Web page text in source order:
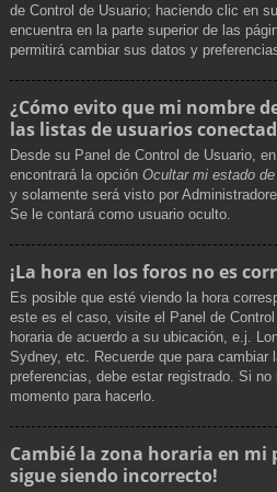
de Control de Usuario; haciendo clic en
encuentra en la parte superior de las
permitirá cambiar sus datos y
¿Cómo evito que mi nombre
las listas de usuarios
Desde su Panel de Control de Usuario,
encontrará la opción Ocultar mi estado
y solamente será visto por
Se le contará como usuario oculto.
¡La hora en los foros no es
Es posible que esté viendo la hora
este es el caso, visite el Panel de
horaria de acuerdo a su ubicación, e.j.
Sydney, etc. Recuerde que para cambiar
preferencias, debe estar registrado. Si
momento para hacerlo.
Cambié la zona horaria en mi
sigue siendo incorrecto!